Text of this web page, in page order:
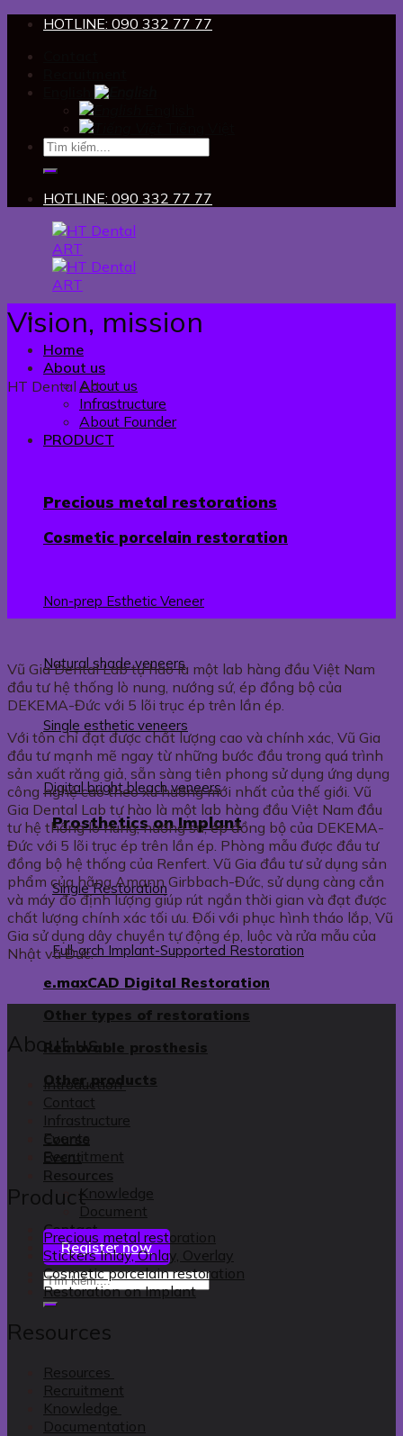
Skip
content
HOTLINE: 090 332 77 77
HOTLINE: 090 332 77 77
Home
About us
About us
Infrastructure
About Founder
PRODUCT
Precious metal restorations
Cosmetic porcelain restoration
Non-prep Esthetic Veneer
Natural shade veneers
Single esthetic veneers
Digital bright bleach veneers
Prosthetics on Implant
Single Restoration
Full-arch Implant-Supported Restoration
e.maxCAD Digital Restoration
Other types of restorations
Removable prosthesis
Other products
Course
Event
Resources
Knowledge
Document
Contact
Register now
Vision, mission
HT Dental Art
Vũ Gia Dental Lab tự hào là một lab hàng đầu Việt Nam
đầu tư hệ thống lò nung, nướng sứ, ép đồng bộ của
DEKEMA-Đức với 5 lõi trục ép trên lần ép.
Với tôn chỉ đạt được chất lượng cao và chính xác, Vũ Gia
đầu tư mạnh mẽ ngay từ những bước đầu trong quá trình
sản xuất răng giả, sẵn sàng tiên phong sử dụng ứng dụng
công nghệ cao theo xu hướng mới nhất của thế giới. Vũ
Gia Dental Lab tự hào là một lab hàng đầu Việt Nam đầu
tư hệ thống lò nung, nướng sứ, ép đồng bộ của DEKEMA-
Đức với 5 lõi trục ép trên lần ép. Phòng mẫu được đầu tư
đồng bộ hệ thống của Renfert. Vũ Gia đầu tư sử dụng sản
phẩm của hãng Amann Girbbach-Đức, sử dụng càng cắn
và máy đo định lượng giúp rút ngắn thời gian và đạt được
chất lượng chính xác tối ưu. Đối với phục hình tháo lắp, Vũ
Gia sử dụng dây chuyền tự động ép, luộc và rửa mẫu của
Nhật và Đức.
About us
Introduction
Contact
Infrastructure
Events
Recruitment
Product
Precious metal restoration
Stickers Inlay, Onlay, Overlay
Cosmetic porcelain restoration
Restoration on Implant
Resources
Resources
Recruitment
Knowledge
Documentation